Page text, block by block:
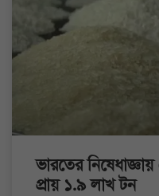
ভারতের
প্রায় ১.৯ লাখ টন